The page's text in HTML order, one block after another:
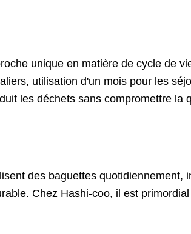
unique en matière de cycle de
utilisation d'un mois pour les
les déchets sans compromettre
des baguettes
Chez Hashi-coo, il est